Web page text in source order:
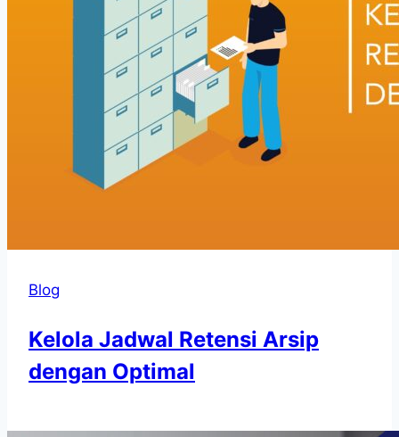
Blog
Kelola Jadwal Retensi Arsip
dengan Optimal